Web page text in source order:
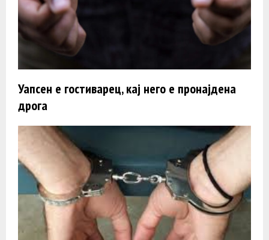
Уапсен е гостиварец, кај него е пронајдена
дрога